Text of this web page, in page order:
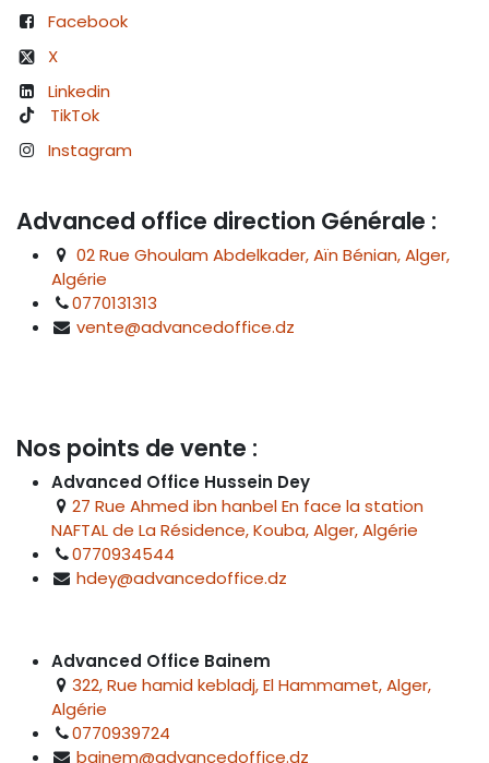
Facebook
X
Linkedin
TikTok
Instagram
Advanced office direction Générale :
02 Rue Ghoulam Abdelkader, Aïn Bénian, Alger,
Algérie
0770131313
vente@advancedoffice.dz
Nos points de vente :
Advanced Office Hussein Dey
27 Rue Ahmed ibn hanbel En face la station
NAFTAL de La Résidence, Kouba, Alger, Algérie
0770934544
hdey@advancedoffice.dz
Advanced Office Bainem
322, Rue hamid kebladj, El Hammamet, Alger,
Algérie
0770939724
bainem@advancedoffice.dz